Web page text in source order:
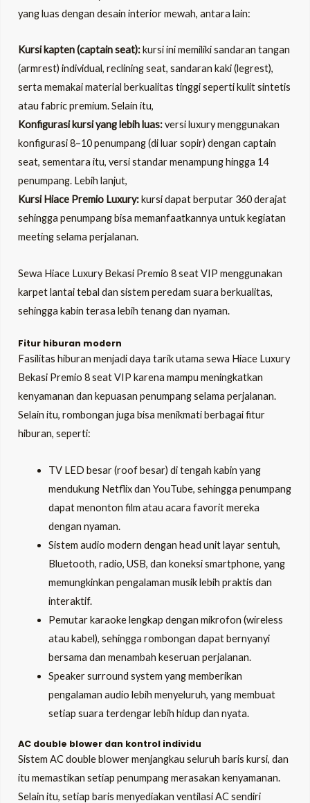
yang luas dengan desain interior mewah, antara lain:
Kursi kapten (captain seat):kursi ini memiliki sandaran tangan
(armrest) individual, reclining seat, sandaran kaki (legrest),
serta memakai material berkualitas tinggi seperti kulit sintetis
atau fabric premium. Selain itu,
Konfigurasi kursi yang lebih luas:versi luxury menggunakan
konfigurasi 8–10 penumpang (di luar sopir) dengan captain
seat, sementara itu, versi standar menampung hingga 14
penumpang. Lebih lanjut,
Kursi Hiace Premio Luxury:kursi dapat berputar 360 derajat
sehingga penumpang bisa memanfaatkannya untuk kegiatan
meeting selama perjalanan.
Sewa Hiace Luxury Bekasi Premio 8 seat VIP menggunakan
karpet lantai tebal dan sistem peredam suara berkualitas,
sehingga kabin terasa lebih tenang dan nyaman.
Fitur hiburan modern
Fasilitas hiburan menjadi daya tarik utama sewa Hiace Luxury
Bekasi Premio 8 seat VIP karena mampu meningkatkan
kenyamanan dan kepuasan penumpang selama perjalanan.
Selain itu, rombongan juga bisa menikmati berbagai fitur
hiburan, seperti:
TV LED besar (roof besar) di tengah kabin yang
mendukung Netflix dan YouTube, sehingga penumpang
dapat menonton film atau acara favorit mereka
dengan nyaman.
Sistem audio modern dengan head unit layar sentuh,
Bluetooth, radio, USB, dan koneksi smartphone, yang
memungkinkan pengalaman musik lebih praktis dan
interaktif.
Pemutar karaoke lengkap dengan mikrofon (wireless
atau kabel), sehingga rombongan dapat bernyanyi
bersama dan menambah keseruan perjalanan.
Speaker surround system yang memberikan
pengalaman audio lebih menyeluruh, yang membuat
setiap suara terdengar lebih hidup dan nyata.
AC double blower dan kontrol individu
Sistem AC double blower menjangkau seluruh baris kursi, dan
itu memastikan setiap penumpang merasakan kenyamanan.
Selain itu, setiap baris menyediakan ventilasi AC sendiri